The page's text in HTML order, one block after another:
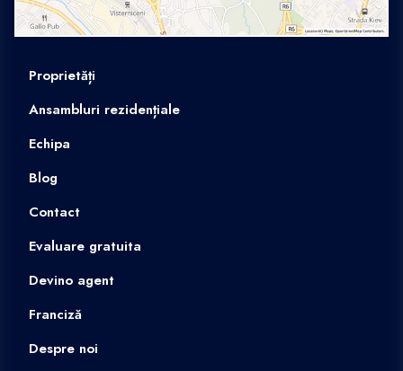
Proprietăți
Ansambluri rezidențiale
Echipa
Blog
Contact
Evaluare gratuita
Devino agent
Franciză
Despre noi